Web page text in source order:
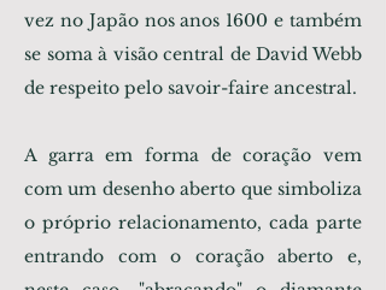
vez no Japão nos anos 1600 e também
se soma à visão central de David Webb
de respeito pelo savoir-faire ancestral.
A garra em forma de coração vem
com um desenho aberto que simboliza
o próprio relacionamento, cada parte
entrando com o coração aberto e,